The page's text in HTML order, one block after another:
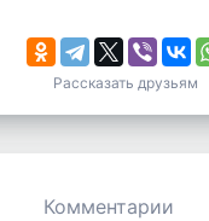
Рассказать друзьям
Комментарии